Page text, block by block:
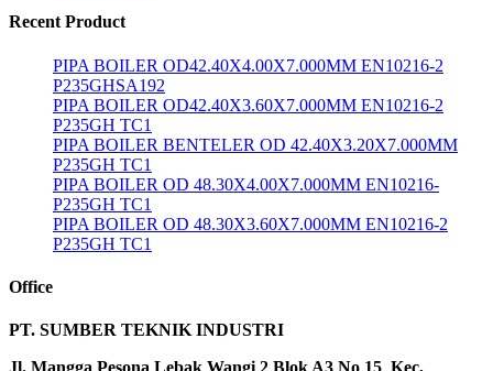
Recent Product
PIPA BOILER OD42.40X4.00X7.000MM EN10216-2
P235GHSA192
PIPA BOILER OD42.40X3.60X7.000MM EN10216-2
P235GH TC1
PIPA BOILER BENTELER OD 42.40X3.20X7.000MM
P235GH TC1
PIPA BOILER OD 48.30X4.00X7.000MM EN10216-
P235GH TC1
PIPA BOILER OD 48.30X3.60X7.000MM EN10216-2
P235GH TC1
Office
PT. SUMBER TEKNIK INDUSTRI